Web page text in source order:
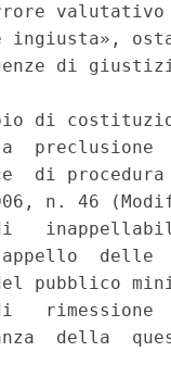
ingiusta»,
di
di
preclusione
di
n. 46
delle
pubblico
rimessione
della